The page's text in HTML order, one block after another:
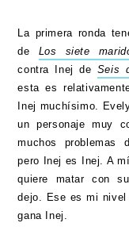
La primera ronda
de Los siete
contra Inej de Seis
esta es
Inej muchísimo.
un personaje muy
muchos problemas
pero Inej es Inej. A
quiere matar con
dejo. Ese es mi
gana Inej.